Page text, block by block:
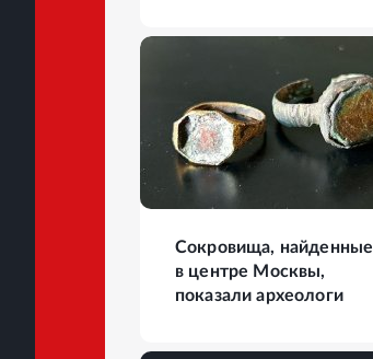
17ФОТО
Сокровища, найденные
в центре Москвы,
показали археологи